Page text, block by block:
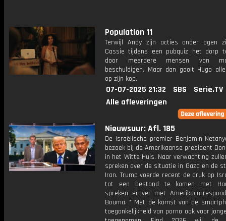
Population 11
Terwijl Andy zijn acties onder ogen
Cassie tijdens een pubquiz het dorp
door meerdere mensen van
beschuldigen. Maar dan gooit Hugo
op zijn kop.
07-07-2025 21:32 SBS
Serie.TV
Alle afleveringen
Nieuwsuur: Afl. 185
De Israëlische premier Benjamin
bezoek bij de Amerikaanse president
in het Witte Huis. Naar verwachting
spreken over de situatie in Gaza en de
Iran. Trump voerde recent de druk op
tot een bestand te komen met
spreken erover met
Bouma. * Met de komst van de
toegankelijkheid van porno ook voor